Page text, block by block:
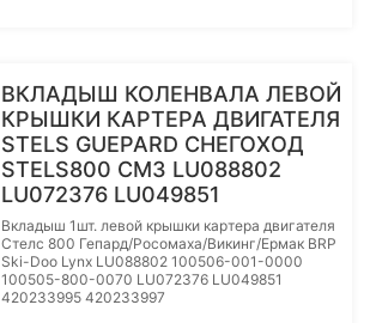
ВКЛАДЫШ КОЛЕНВАЛА ЛЕВОЙ
КРЫШКИ КАРТЕРА ДВИГАТЕЛЯ
STELS GUEPARD СНЕГОХОД
STELS800 СМ3 LU088802
LU072376 LU049851
Вкладыш 1шт. левой крышки картера двигателя
Стелс 800 Гепард/Росомаха/Викинг/Ермак BRP
Ski-Doo Lynx LU088802 100506-001-0000
100505-800-0070 LU072376 LU049851
420233995 420233997